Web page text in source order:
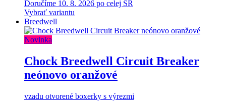
Doručíme 10. 8. 2026 po celej SR
Vybrať variantu
Breedwell
Novinka
Chock Breedwell Circuit Breaker
neónovo oranžové
vzadu otvorené boxerky s výrezmi